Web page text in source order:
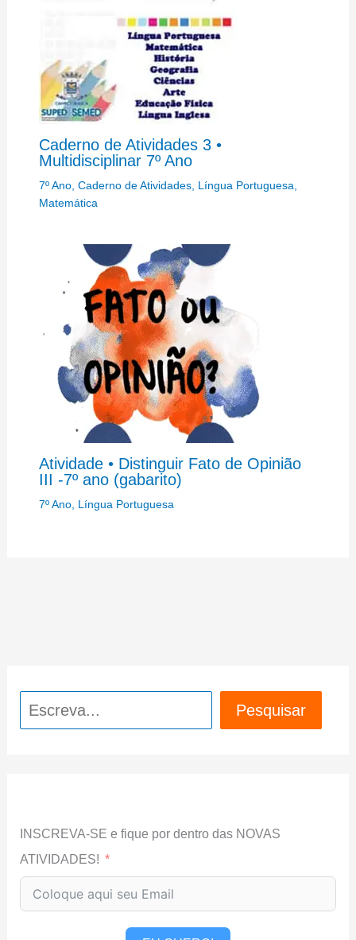
Caderno de Atividades 3 •
Multidisciplinar 7º Ano
7º Ano, Caderno de Atividades, Língua Portuguesa
Matemática
Atividade • Distinguir Fato de Opinião
III -7º ano (gabarito)
7º Ano, Língua Portuguesa
Pesquisar Pesquisar
INSCREVA-SE e fique por dentro das NOVAS
ATIVIDADES!